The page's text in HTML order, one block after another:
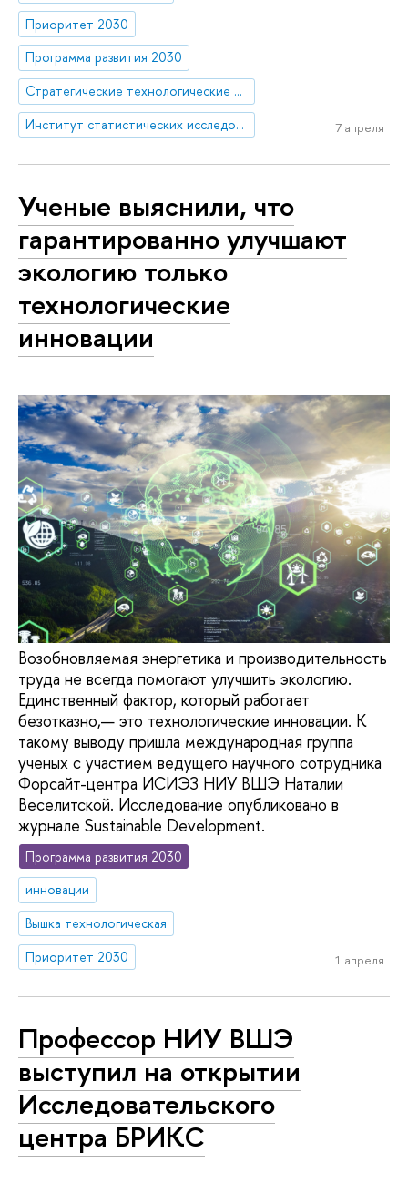
Приоритет 2030
Программа развития 2030
Стратегические технологические проекты
Институт статистических исследований и экономики знаний
7 апреля
Ученые выяснили, что
гарантированно улучшают
экологию только
технологические
инновации
Возобновляемая энергетика и производительность
труда не всегда помогают улучшить экологию.
Единственный фактор, который работает
безотказно,— это технологические инновации. К
такому выводу пришла международная группа
ученых с участием ведущего научного сотрудника
Форсайт-центра ИСИЭЗ НИУ ВШЭ Наталии
Веселитской. Исследование опубликовано в
журнале Sustainable Development.
Программа развития 2030
инновации
Вышка технологическая
Приоритет 2030
1 апреля
Профессор НИУ ВШЭ
выступил на открытии
Исследовательского
центра БРИКС